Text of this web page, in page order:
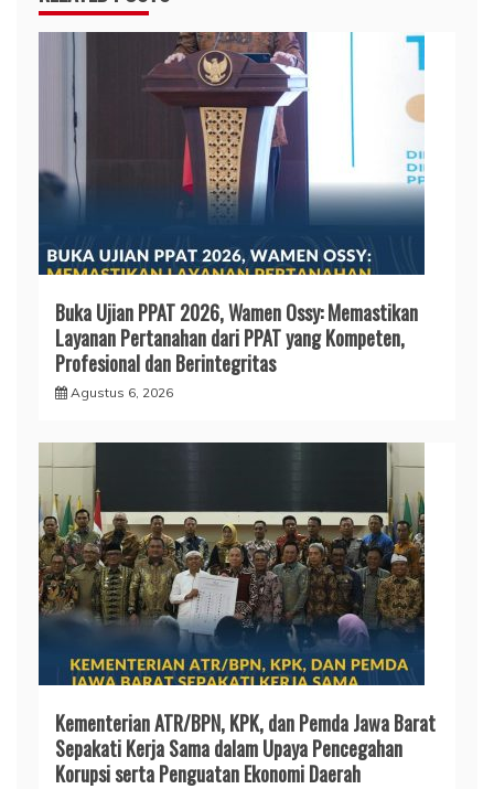
Buka Ujian PPAT 2026, Wamen Ossy: Memastikan
Layanan Pertanahan dari PPAT yang Kompeten,
Profesional dan Berintegritas
Agustus 6, 2026
Kementerian ATR/BPN, KPK, dan Pemda Jawa Barat
Sepakati Kerja Sama dalam Upaya Pencegahan
Korupsi serta Penguatan Ekonomi Daerah